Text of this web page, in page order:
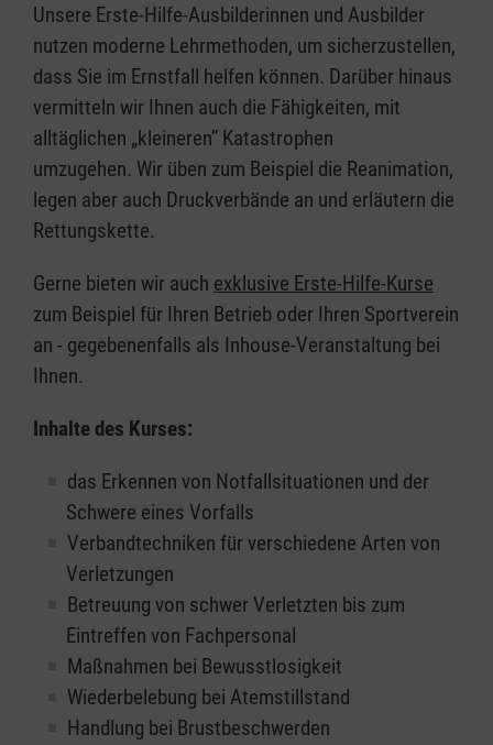
Unsere Erste-Hilfe-Ausbilderinnen und Ausbilder
nutzen moderne Lehrmethoden, um sicherzustellen,
dass Sie im Ernstfall helfen können. Darüber hinaus
vermitteln wir Ihnen auch die Fähigkeiten, mit
alltäglichen „kleineren” Katastrophen
umzugehen. Wir üben zum Beispiel die Reanimation,
legen aber auch Druckverbände an und erläutern die
Rettungskette.
Gerne bieten wir auch exklusive Erste-Hilfe-Kurse
zum Beispiel für Ihren Betrieb oder Ihren Sportverein
an - gegebenenfalls als Inhouse-Veranstaltung bei
Ihnen.
Inhalte des Kurses:
das Erkennen von Notfallsituationen und der
Schwere eines Vorfalls
Verbandtechniken für verschiedene Arten von
Verletzungen
Betreuung von schwer Verletzten bis zum
Eintreffen von Fachpersonal
Maßnahmen bei Bewusstlosigkeit
Wiederbelebung bei Atemstillstand
Handlung bei Brustbeschwerden